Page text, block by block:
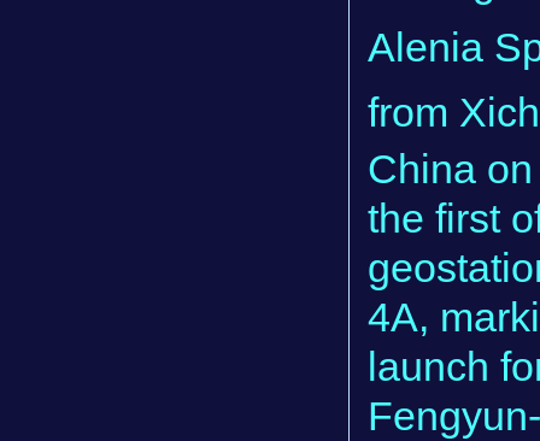
Alenia
from
China
the first
4A,
launch